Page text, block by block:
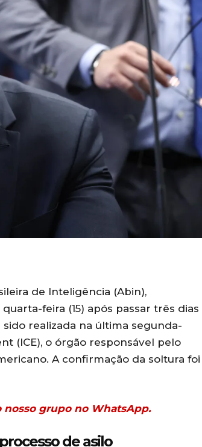
de Inteligência (Abin),
feira (15) após passar três dias
realizada na última segunda-
(ICE), o órgão responsável pelo
A confirmação da soltura foi
grupo no WhatsApp.
de asilo